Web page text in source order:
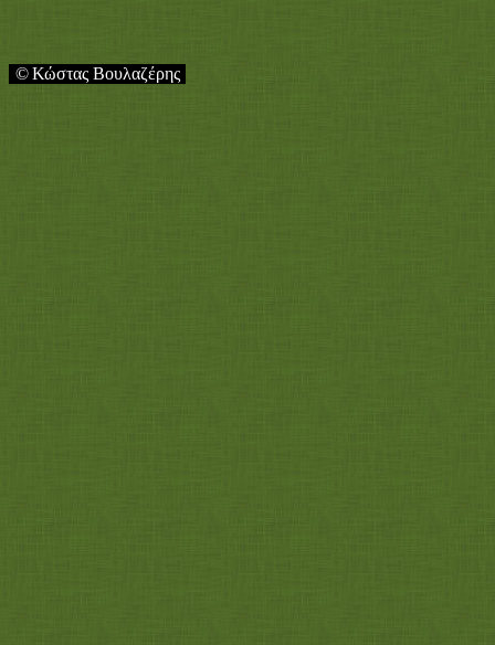
© Κώστας Βουλαζέρης